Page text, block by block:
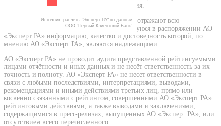
Источник: расчеты "Эксперт РА" по данным
ООО "Первый Клиентский Банк"
активы, принимать инвестиционные решения.
Присваиваемые АО «Эксперт РА» рейтинги отражают всю
относящуюся к объекту рейтинга и находящуюся в распоряжении АО
«Эксперт РА» информацию, качество и достоверность которой, по
мнению АО «Эксперт РА», являются надлежащими.
АО «Эксперт РА» не проводит аудита представленной рейтингуемыми
лицами отчётности и иных данных и не несёт ответственность за их
точность и полноту. АО «Эксперт РА» не несет ответственности в
связи с любыми последствиями, интерпретациями, выводами,
рекомендациями и иными действиями третьих лиц, прямо или
косвенно связанными с рейтингом, совершенными АО «Эксперт РА»
рейтинговыми действиями, а также выводами и заключениями,
содержащимися в пресс-релизах, выпущенных АО «Эксперт РА», или
отсутствием всего перечисленного.